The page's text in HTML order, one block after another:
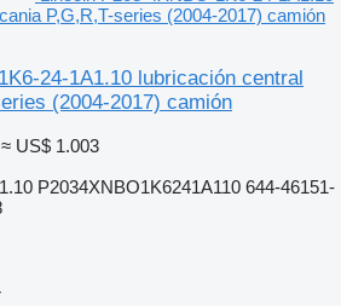
P,G,R,T-series (2004-2017) camión
24-1A1.10 lubricación central
(2004-2017) camión
≈ US$ 1.003
P2034XNBO1K6241A110 644-46151-